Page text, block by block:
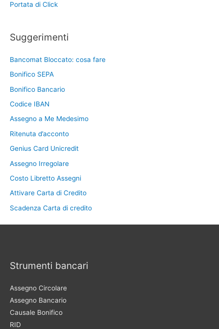
Portata di Click
Suggerimenti
Bancomat Bloccato: cosa fare
Bonifico SEPA
Bonifico Bancario
Codice IBAN
Assegno a Me Medesimo
Ritenuta d’acconto
Genius Card Unicredit
Assegno Irregolare
Costo Libretto Assegni
Attivare Carta di Credito
Scadenza Carta di credito
Strumenti bancari
Assegno Circolare
Assegno Bancario
Causale Bonifico
RID